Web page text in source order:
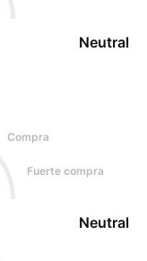
Compra
Fuerte compra
Neutral
Neutral